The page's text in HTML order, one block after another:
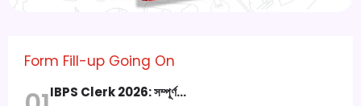
Form Fill-up Going On
IBPS Clerk 2026: সম্পূর্ণ…